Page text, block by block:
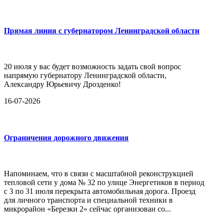
Прямая линия с губернатором Ленинградской области
20 июля у вас будет возможность задать свой вопрос
напрямую губернатору Ленинградской области,
Александру Юрьевичу Дрозденко!
16-07-2026
Ограничения дорожного движения
Напоминаем, что в связи с масштабной реконструкцией
тепловой сети у дома № 32 по улице Энергетиков в период
с 3 по 31 июля перекрыта автомобильная дорога. Проезд
для личного транспорта и специальной техники в
микрорайон «Березки 2» сейчас организован со...